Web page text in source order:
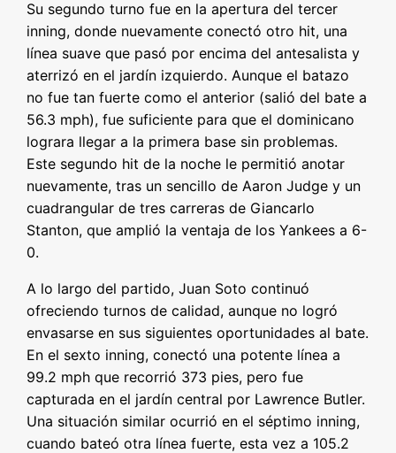
Su segundo turno fue en la apertura del tercer
inning, donde nuevamente conectó otro hit, una
línea suave que pasó por encima del antesalista y
aterrizó en el jardín izquierdo. Aunque el batazo
no fue tan fuerte como el anterior (salió del bate a
56.3 mph), fue suficiente para que el dominicano
lograra llegar a la primera base sin problemas.
Este segundo hit de la noche le permitió anotar
nuevamente, tras un sencillo de Aaron Judge y un
cuadrangular de tres carreras de Giancarlo
Stanton, que amplió la ventaja de los Yankees a 6-
0.
A lo largo del partido, Juan Soto continuó
ofreciendo turnos de calidad, aunque no logró
envasarse en sus siguientes oportunidades al bate.
En el sexto inning, conectó una potente línea a
99.2 mph que recorrió 373 pies, pero fue
capturada en el jardín central por Lawrence Butler.
Una situación similar ocurrió en el séptimo inning,
cuando bateó otra línea fuerte, esta vez a 105.2